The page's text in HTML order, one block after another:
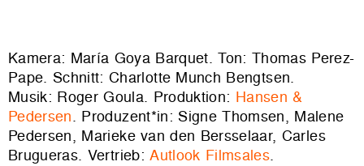
Kamera: María Goya Barquet. Ton: Thomas Perez-
Pape. Schnitt: Charlotte Munch Bengtsen.
Musik: Roger Goula. Produktion: Hansen &
Pedersen. Produzent*in: Signe Thomsen, Malene
Pedersen, Marieke van den Bersselaar, Carles
Brugueras. Vertrieb:Autlook Filmsales.